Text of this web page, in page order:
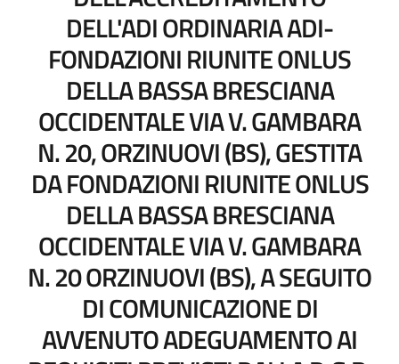
DELL'ADI ORDINARIA ADI-
FONDAZIONI RIUNITE ONLUS
DELLA BASSA BRESCIANA
OCCIDENTALE VIA V. GAMBARA
N. 20, ORZINUOVI (BS), GESTITA
DA FONDAZIONI RIUNITE ONLUS
DELLA BASSA BRESCIANA
OCCIDENTALE VIA V. GAMBARA
N. 20 ORZINUOVI (BS), A SEGUITO
DI COMUNICAZIONE DI
AVVENUTO ADEGUAMENTO AI